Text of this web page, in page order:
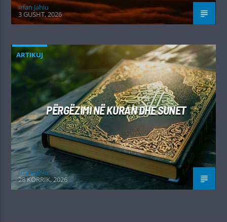
Irfan Jahiu
3 GUSHT, 2026
ARTIKUJ
PËRGËZIMI NË KURAN DHE SUNET
Irfan Jahiu
28 KORRIK, 2026